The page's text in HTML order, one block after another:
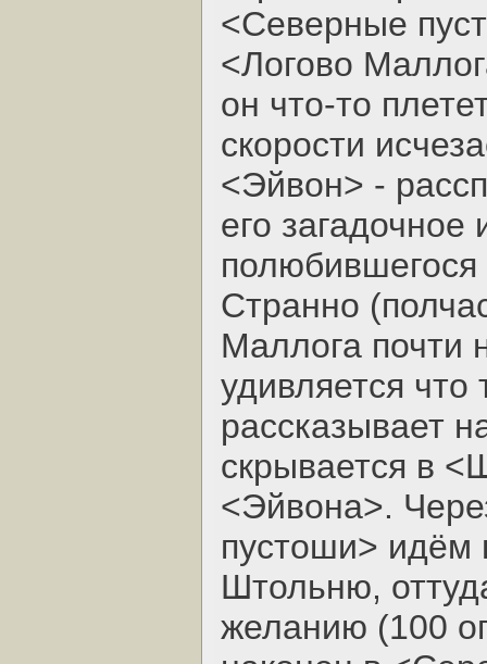
<Северные
<Логово
он что-то
скорости
<Эйвон> -
его загадочное
Странно
Маллога почти
удивляется
рассказывает
скрывается в
<Эйвона>.
пустоши> идём
Штольню,
желанию (100